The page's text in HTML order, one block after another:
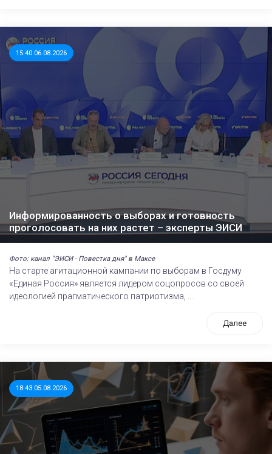
15:40 06.08.2026
Информированность о выборах и готовность
проголосовать на них растет – эксперты ЭИСИ
Фото: канал "ЭИСИ - Повестка дня" в Максе
На старте агитационной кампании по выборам в Госдуму
«Единая Россия» является лидером соцопросов со своей
идеологией прагматического патриотизма, ...
Далее
18:43 05.08.2026